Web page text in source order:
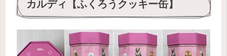
カルディ【ふくろうクッキー缶】